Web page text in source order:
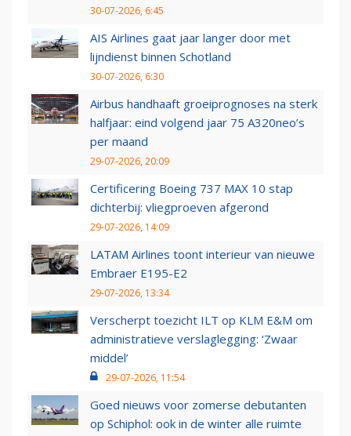
30-07-2026, 6:45
AIS Airlines gaat jaar langer door met
lijndienst binnen Schotland
30-07-2026, 6:30
Airbus handhaaft groeiprognoses na sterk
halfjaar: eind volgend jaar 75 A320neo’s
per maand
29-07-2026, 20:09
Certificering Boeing 737 MAX 10 stap
dichterbij: vliegproeven afgerond
29-07-2026, 14:09
LATAM Airlines toont interieur van nieuwe
Embraer E195-E2
29-07-2026, 13:34
Verscherpt toezicht ILT op KLM E&M om
administratieve verslaglegging: ‘Zwaar
middel’
29-07-2026, 11:54
Goed nieuws voor zomerse debutanten
op Schiphol: ook in de winter alle ruimte